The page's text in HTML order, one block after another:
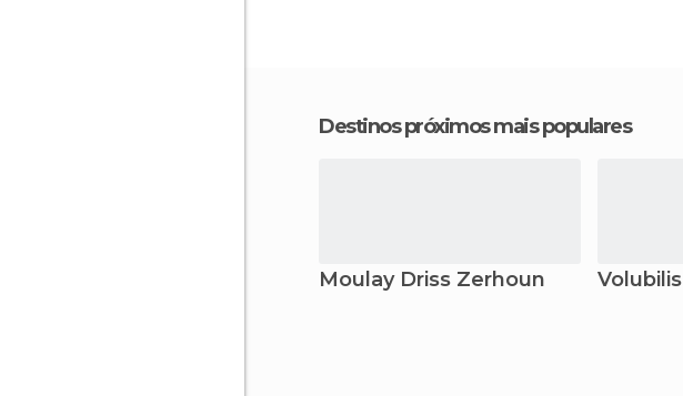
Destinos próximos mais populares
Moulay Driss Zerhoun Volubilis